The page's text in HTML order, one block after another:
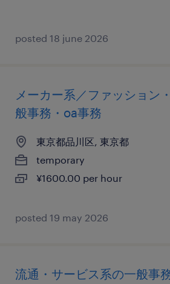
posted 18 june 2026
メーカー系／ファッション
般事務・oa事務
東京都品川区, 東京都
temporary
¥1600.00 per hour
posted 19 may 2026
流通・サービス系の一般事